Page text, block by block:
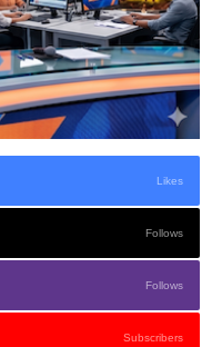
Likes
Follows
Follows
Subscribers